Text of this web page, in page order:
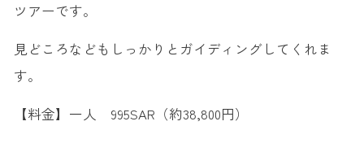
ツアーです。
見どころなどもしっかりとガイディングしてくれま
す。
【料金】一人 995SAR（約38,800円）